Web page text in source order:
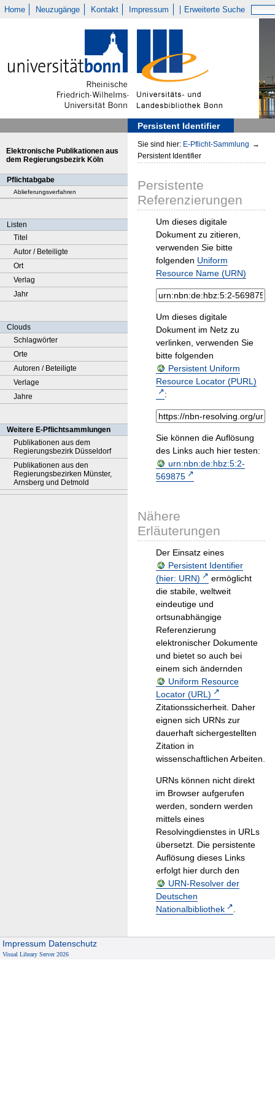
Home Neuzugänge Kontakt Impressum Erweiterte Suche
Persistent Identifier
Elektronische Publikationen aus
dem Regierungsbezirk Köln
Pflichtabgabe
Ablieferungsverfahren
Listen
Titel
Autor / Beteiligte
Ort
Verlag
Jahr
Clouds
Schlagwörter
Orte
Autoren / Beteiligte
Verlage
Jahre
Weitere E-Pflichtsammlungen
Publikationen aus dem
Regierungsbezirk Düsseldorf
Publikationen aus den
Regierungsbezirken Münster,
Arnsberg und Detmold
Sie sind hier: E-Pflicht-Sammlung →
Persistent Identifier
Persistente
Referenzierungen
Um dieses digitale
Dokument zu zitieren,
verwenden Sie bitte
folgenden Uniform
Resource Name (URN)
Um dieses digitale
Dokument im Netz zu
verlinken, verwenden Sie
bitte folgenden
Persistent Uniform
Resource Locator (PURL)
:
Sie können die Auflösung
des Links auch hier testen:
urn:nbn:de:hbz:5:2-
569875
Nähere
Erläuterungen
Der Einsatz eines
Persistent Identifier
(hier: URN)
ermöglicht
die stabile, weltweit
eindeutige und
ortsunabhängige
Referenzierung
elektronischer Dokumente
und bietet so auch bei
einem sich ändernden
Uniform Resource
Locator (URL)
Zitationssicherheit. Daher
eignen sich URNs zur
dauerhaft sichergestellten
Zitation in
wissenschaftlichen Arbeiten.
URNs können nicht direkt
im Browser aufgerufen
werden, sondern werden
mittels eines
Resolvingdienstes in URLs
übersetzt. Die persistente
Auflösung dieses Links
erfolgt hier durch den
URN-Resolver der
Deutschen
Nationalbibliothek
.
Impressum Datenschutz
Visual Library Server 2026